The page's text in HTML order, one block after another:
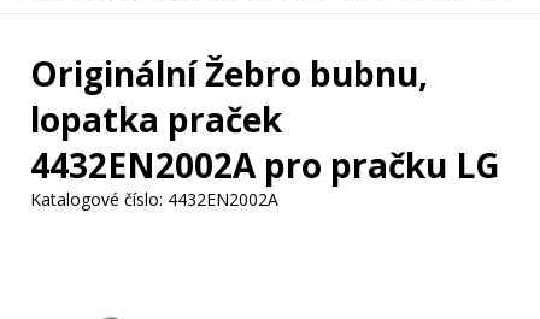
Originální Žebro bubnu,
lopatka praček
4432EN2002A pro pračku LG
Katalogové číslo: 4432EN2002A